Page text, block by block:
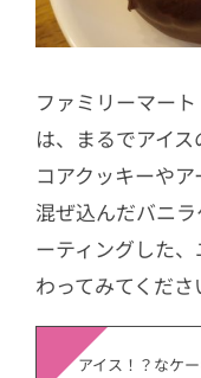
ファミリーマート
は、まるでアイ
コアクッキーや
混ぜ込んだバニ
ーティングした
わってみてくださ
アイス！？なケ